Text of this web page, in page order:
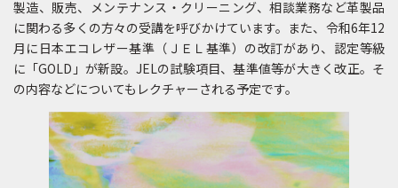
製造、販売、メンテナンス・クリーニング、相談業務など革製品
に関わる多くの方々の受講を呼びかけています。また、令和6年12
月に日本エコレザー基準（ＪＥＬ基準）の改訂があり、認定等級
に「GOLD」が新設。JELの試験項目、基準値等が大きく改正。そ
の内容などについてもレクチャーされる予定です。